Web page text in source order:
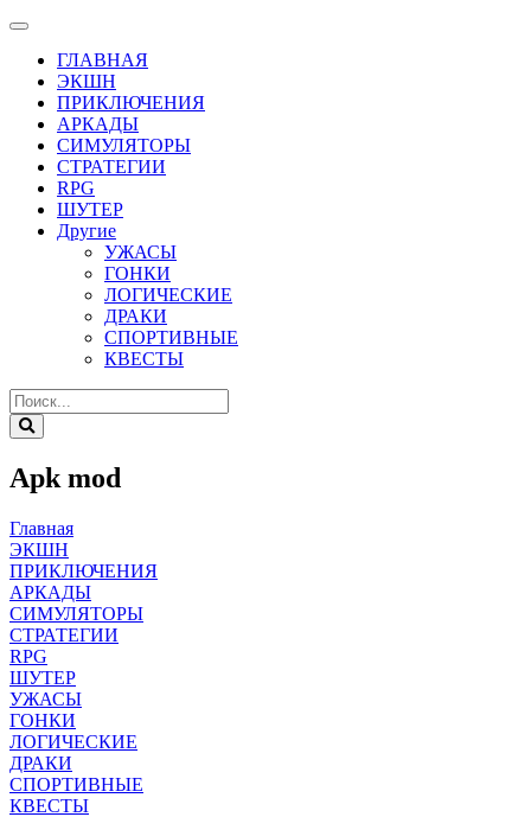
ГЛАВНАЯ
ЭКШН
ПРИКЛЮЧЕНИЯ
АРКАДЫ
СИМУЛЯТОРЫ
СТРАТЕГИИ
RPG
ШУТЕР
Другие
УЖАСЫ
ГОНКИ
ЛОГИЧЕСКИЕ
ДРАКИ
СПОРТИВНЫЕ
КВЕСТЫ
Apk mod
Главная
ЭКШН
ПРИКЛЮЧЕНИЯ
АРКАДЫ
СИМУЛЯТОРЫ
СТРАТЕГИИ
RPG
ШУТЕР
УЖАСЫ
ГОНКИ
ЛОГИЧЕСКИЕ
ДРАКИ
СПОРТИВНЫЕ
КВЕСТЫ